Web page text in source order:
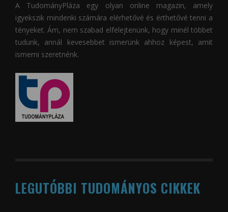
A TudományPláza egy olyan online magazin, amely
igyekszik mindenki számára elérhetővé és érthetővé tenni a
tényeket. Ám, nem szabad elfelejtenünk, hogy minél többet
tudunk, annál kevesebbet ismerünk ahhoz képest, amit
ismerni szeretnénk.
LEGUTÓBBI TUDOMÁNYOS CIKKEK